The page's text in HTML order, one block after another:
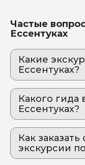
Частые
Ессентуках
Какие
Ессентуках?
по
Захватывающая
гарантирован!
2.
и Уллу-
Незабываемое
ваше сердце
Какого гида
Ессентуках?
2. Кирилл.З 185
Как
экскурсии